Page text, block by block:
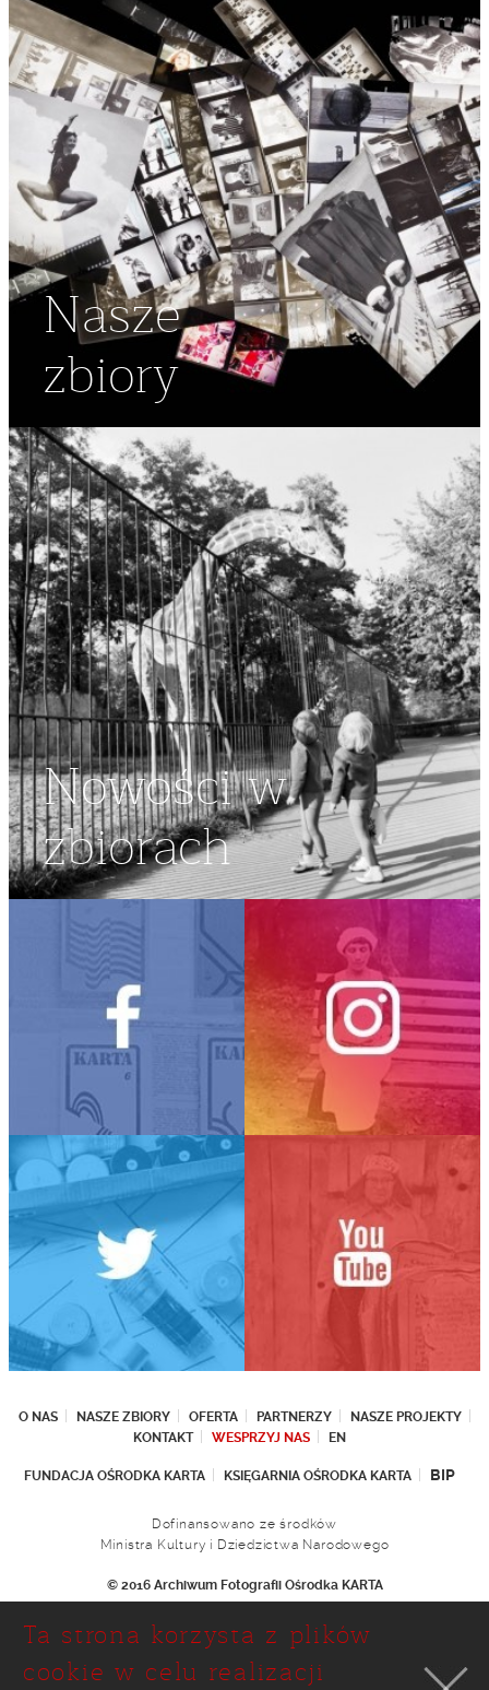
Nasze
zbiory
Nowości w
zbiorach
O NAS NASZE ZBIORY OFERTA PARTNERZY
NASZE PROJEKTY
KONTAKT
WESPRZYJ NAS EN
FUNDACJA OŚRODKA KARTA KSIĘGARNIA OŚRODKA KARTA BIP
Dofinansowano ze środków
Ministra Kultury i Dziedzictwa Narodowego
© 2016 Archiwum Fotografii Ośrodka KARTA
Ul. Narbutta 29
02-536 Warszawa
tel.: (+48 22) 646 36 90
Ta strona korzysta z plików
cookie w celu realizacji